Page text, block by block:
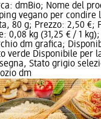
dmBio; Nome del
vegano per condire
80 g; Prezzo: 2,50 €;
0,08 kg (31,25 € / 1 kg);
dm grafica;
verde Disponibile per
Stato grigio
dm